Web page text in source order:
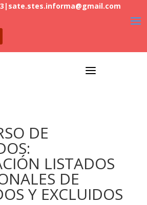
| sate.stes.informa@gmail.com
a
DE
LISTADOS
DE
Y EXCLUIDOS